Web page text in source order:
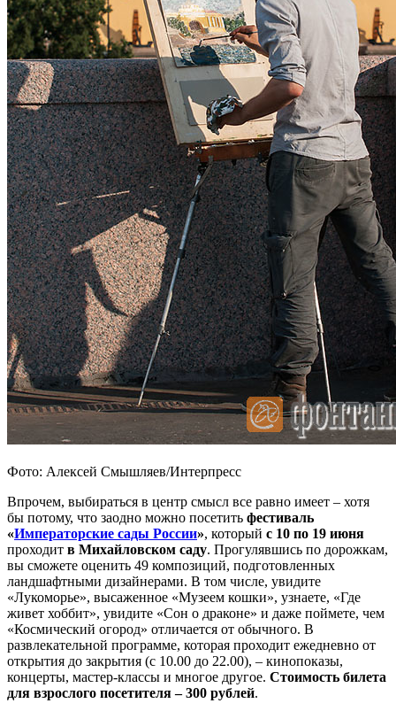
Фото: Алексей Смышляев/Интерпресс
Впрочем, выбираться в центр смысл все равно имеет – хотя
бы потому, что заодно можно посетить фестиваль
«Императорские сады России», который с 10 по 19 июня
проходит в Михайловском саду. Прогулявшись по дорожкам,
вы сможете оценить 49 композиций, подготовленных
ландшафтными дизайнерами. В том числе, увидите
«Лукоморье», высаженное «Музеем кошки», узнаете, «Где
живет хоббит», увидите «Сон о драконе» и даже поймете, чем
«Космический огород» отличается от обычного. В
развлекательной программе, которая проходит ежедневно от
открытия до закрытия (с 10.00 до 22.00), – кинопоказы,
концерты, мастер-классы и многое другое. Стоимость билета
для взрослого посетителя – 300 рублей.